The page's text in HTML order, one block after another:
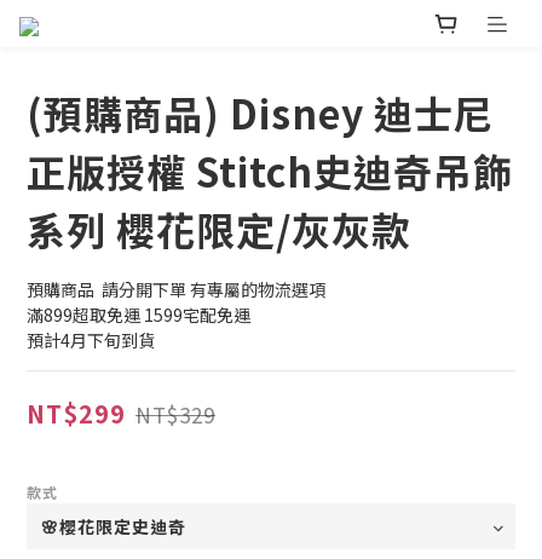
(預購商品) Disney 迪士尼
正版授權 Stitch史迪奇吊飾
系列 櫻花限定/灰灰款
預購商品  請分開下單 有專屬的物流選項
滿899超取免運 1599宅配免運
預計4月下旬到貨
NT$299 NT$329
款式